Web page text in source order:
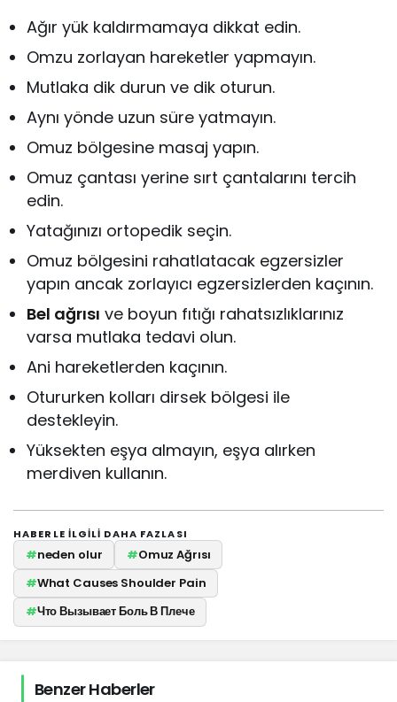
Ağır yük kaldırmamaya dikkat edin.
Omzu zorlayan hareketler yapmayın.
Mutlaka dik durun ve dik oturun.
Aynı yönde uzun süre yatmayın.
Omuz bölgesine masaj yapın.
Omuz çantası yerine sırt çantalarını tercih
edin.
Yatağınızı ortopedik seçin.
Omuz bölgesini rahatlatacak egzersizler
yapın ancak zorlayıcı egzersizlerden kaçının.
Bel ağrısı ve boyun fıtığı rahatsızlıklarınız
varsa mutlaka tedavi olun.
Ani hareketlerden kaçının.
Otururken kolları dirsek bölgesi ile
destekleyin.
Yüksekten eşya almayın, eşya alırken
merdiven kullanın.
HABERLE ILGILI DAHA FAZLASI
#neden olur #Omuz Ağrısı
#What Causes Shoulder Pain
#Что Вызывает Боль В Плече
Benzer Haberler